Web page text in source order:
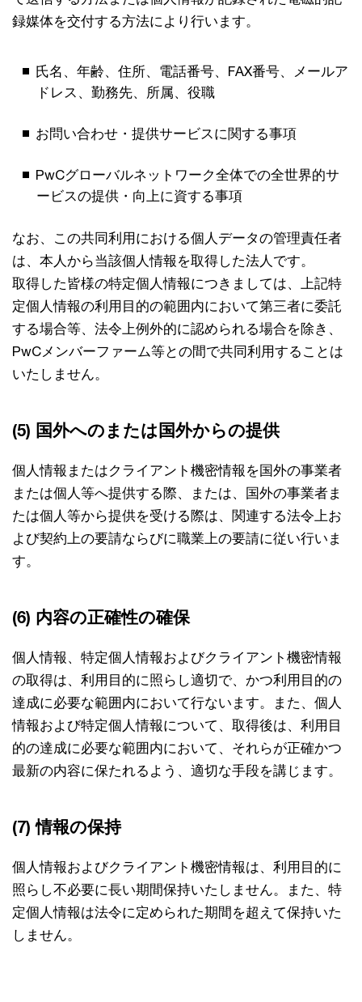
録媒体を交付する方法により行います。
氏名、年齢、住所、電話番号、FAX番号、メールア
ドレス、勤務先、所属、役職
お問い合わせ・提供サービスに関する事項
PwCグローバルネットワーク全体での全世界的サ
ービスの提供・向上に資する事項
なお、この共同利用における個人データの管理責任者
は、本人から当該個人情報を取得した法人です。
取得した皆様の特定個人情報につきましては、上記特
定個人情報の利用目的の範囲内において第三者に委託
する場合等、法令上例外的に認められる場合を除き、
PwCメンバーファーム等との間で共同利用することは
いたしません。
(5) 国外へのまたは国外からの提供
個人情報またはクライアント機密情報を国外の事業者
または個人等へ提供する際、または、国外の事業者ま
たは個人等から提供を受ける際は、関連する法令上お
よび契約上の要請ならびに職業上の要請に従い行いま
す。
(6) 内容の正確性の確保
個人情報、特定個人情報およびクライアント機密情報
の取得は、利用目的に照らし適切で、かつ利用目的の
達成に必要な範囲内において行ないます。また、個人
情報および特定個人情報について、取得後は、利用目
的の達成に必要な範囲内において、それらが正確かつ
最新の内容に保たれるよう、適切な手段を講じます。
(7) 情報の保持
個人情報およびクライアント機密情報は、利用目的に
照らし不必要に長い期間保持いたしません。また、特
定個人情報は法令に定められた期間を超えて保持いた
しません。